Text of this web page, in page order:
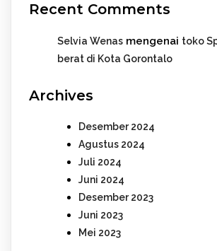
Recent Comments
Selvia Wenas mengenai toko
berat di Kota Gorontalo
Archives
Desember 2024
Agustus 2024
Juli 2024
Juni 2024
Desember 2023
Juni 2023
Mei 2023